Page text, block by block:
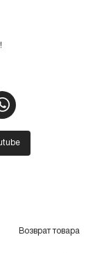
Возврат товара